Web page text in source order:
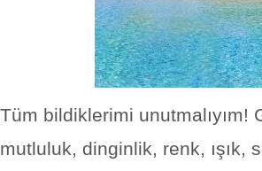
Tüm bildiklerimi
mutluluk, dinginlik, renk, ışık,